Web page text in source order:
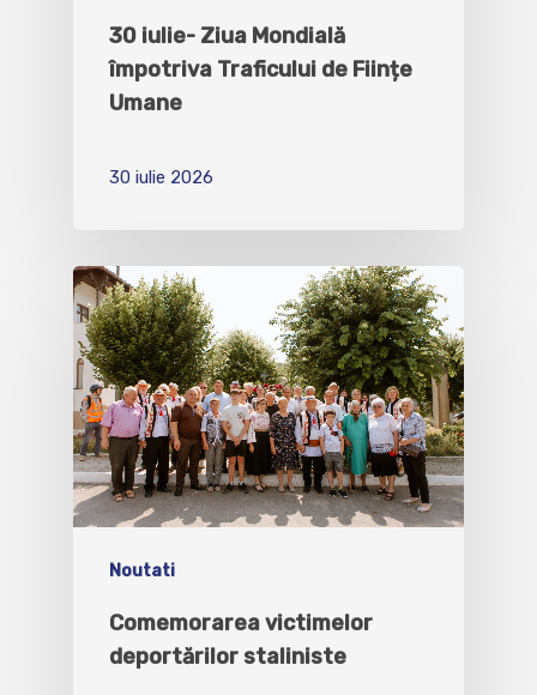
30 iulie- Ziua Mondială
împotriva Traficului de Ființe
Umane
30 iulie 2026
Noutati
Comemorarea victimelor
deportărilor staliniste